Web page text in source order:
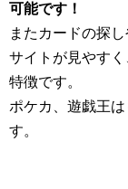
可能です！
またカードの探
サイトが見やす
特徴です。
ポケカ、遊戯王
す。